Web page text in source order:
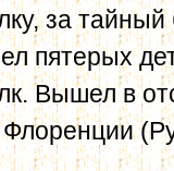
за
пятерых
Вышел в
Флоренции